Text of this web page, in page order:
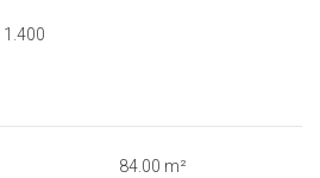
1.400
84.00 m²